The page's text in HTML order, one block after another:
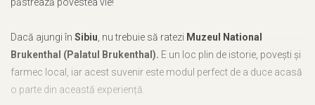
păstrează povestea vie!
Dacă ajungi în Sibiu, nu trebuie să ratezi Muzeul National
Brukenthal (Palatul Brukenthal). E un loc plin de istorie, povești și
farmec local, iar acest suvenir este modul perfect de a duce acasă
o parte din această experiență.